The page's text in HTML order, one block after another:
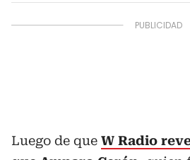
Luego de que W Radio